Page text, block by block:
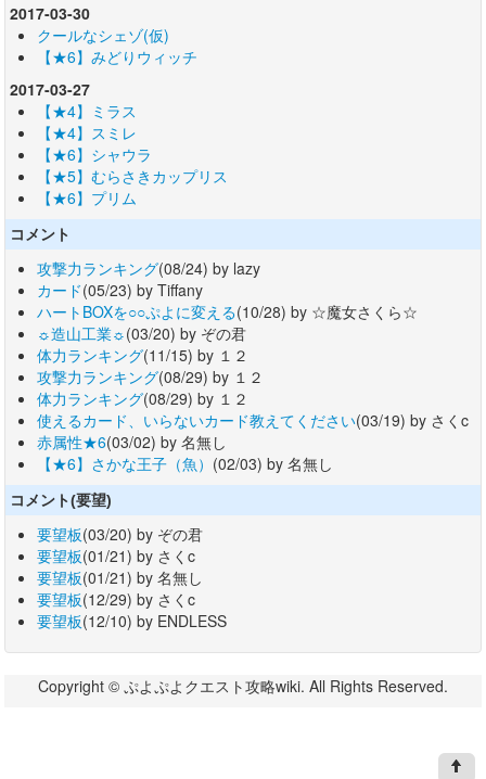
2017-03-30
クールなシェゾ(仮)
【★6】みどりウィッチ
2017-03-27
【★4】ミラス
【★4】スミレ
【★6】シャウラ
【★5】むらさきカップリス
【★6】プリム
コメント
攻撃力ランキング(08/24) by lazy
カード(05/23) by Tiffany
ハートBOXを○○ぷよに変える(10/28) by ☆魔女さくら☆
☼造山工業☼(03/20) by ぞの君
体力ランキング(11/15) by １２
攻撃力ランキング(08/29) by １２
体力ランキング(08/29) by １２
使えるカード、いらないカード教えてください(03/19) by さくc
赤属性★6(03/02) by 名無し
【★6】さかな王子（魚） (02/03) by 名無し
コメント(要望)
要望板(03/20) by ぞの君
要望板(01/21) by さくc
要望板(01/21) by 名無し
要望板(12/29) by さくc
要望板(12/10) by ENDLESS
Copyright © ぷよぷよクエスト攻略wiki. All Rights Reserved.